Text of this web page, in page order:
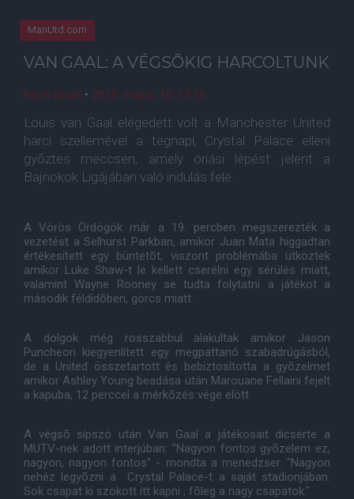
ManUtd.com
VAN GAAL: A VÉGSÕKIG HARCOLTUNK
Rech Gyula • 2015. május. 10. 15:16
Louis van Gaal elégedett volt a Manchester United
harci szellemével a tegnapi, Crystal Palace elleni
gyõztes meccsen, amely óriási lépést jelent a
Bajnokok Ligájában való indulás felé.
A Vörös Ördögök már a 19. percben megszerezték a
vezetést a Selhurst Parkban, amikor Juan Mata higgadtan
értékesített egy büntetõt, viszont problémába ütköztek
amikor Luke Shaw-t le kellett cserélni egy sérülés miatt,
valamint Wayne Rooney se tudta folytatni a játékot a
második féldidõben, görcs miatt.
A dolgok még rosszabbul alakultak amikor Jason
Puncheon kiegyenlített egy megpattanó szabadrúgásból,
de a United összetartott és bebiztosította a gyõzelmet
amikor Ashley Young beadása után Marouane Fellaini fejelt
a kapuba, 12 perccel a mérkõzés vége elött.
A végsõ sípszó után Van Gaal a játékosait dicsérte a
MUTV-nek adott interjúban: "Nagyon fontos gyõzelem ez,
nagyon, nagyon fontos" - mondta a menedzser. "Nagyon
nehéz legyõzni a Crystal Palace-t a saját stadionjában.
Sok csapat ki szokott itt kapni , fõleg a nagy csapatok."